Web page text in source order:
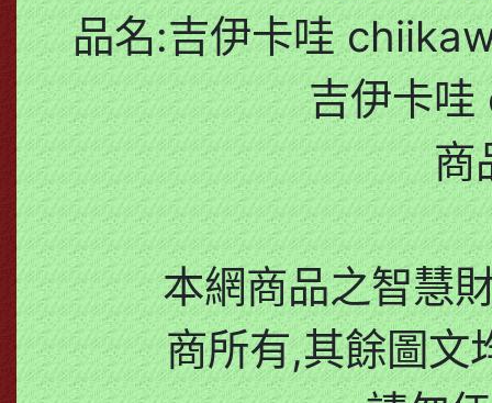
品名:吉伊卡哇
吉伊卡
商
本網商品之智慧
商所有,其餘圖文